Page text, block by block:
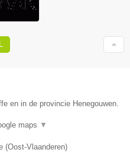
en in de provincie Henegouwen.
maps ▼
(Oost-Vlaanderen)